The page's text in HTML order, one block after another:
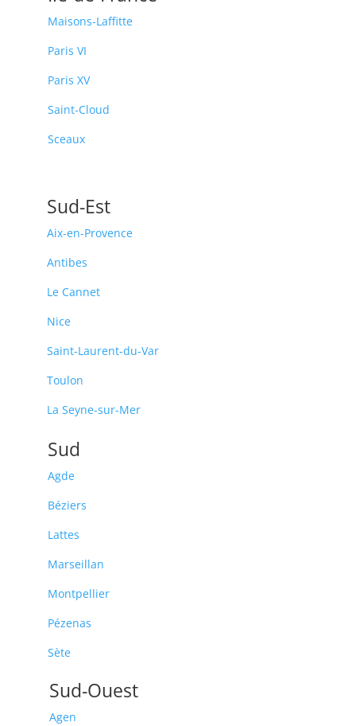
Maisons-Laffitte
Paris VI
Paris XV
Saint-Cloud
Sceaux
Sud-Est
Aix-en-Provence
Antibes
Le Cannet
Nice
Saint-Laurent-du-Var
Toulon
La Seyne-sur-Mer
Sud
Agde
Béziers
Lattes
Marseillan
Montpellier
Pézenas
Sète
Sud-Ouest
Agen